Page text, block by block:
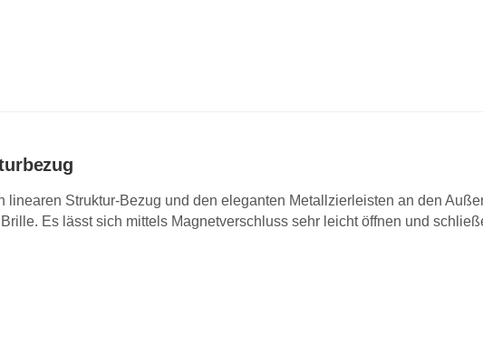
Struktur-Bezug und den eleganten Metallzierleisten an den
Es lässt sich mittels Magnetverschluss sehr leicht öffnen und